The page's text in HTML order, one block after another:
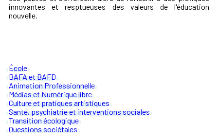
innovantes et resptueuses des valeurs de l'éducation
nouvelle.
École
BAFA et BAFD
Animation Professionnelle
Médias et Numérique libre
Culture et pratiques artistiques
Santé, psychiatrie et interventions sociales
Transition écologique
Questions sociétales